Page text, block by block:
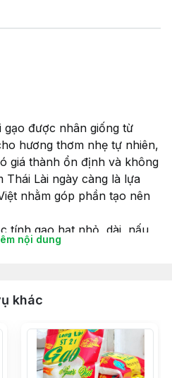
gạo được nhân giống từ
hương thơm nhẹ tự nhiên,
giá thành ổn định và không
Thái Lài ngày càng là lựa
nhằm góp phần tạo nên
tính gạo hạt nhỏ, dài, nấu
đà tự nhiên.
hay nấu cháo đều mang lại
mát
nội dung
khác